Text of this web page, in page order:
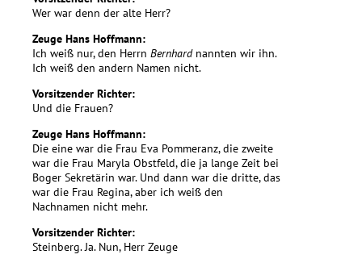
Wer war denn der alte Herr?
Zeuge Hans Hoffmann:
Ich weiß nur, den Herrn Bernhardnannten wir ihn.
Ich weiß den andern Namen nicht.
Vorsitzender Richter:
Und die Frauen?
Zeuge Hans Hoffmann:
Die eine war die Frau Eva Pommeranz, die zweite
war die Frau Maryla Obstfeld, die ja lange Zeit bei
Boger Sekretärin war. Und dann war die dritte, das
war die Frau Regina, aber ich weiß den
Nachnamen nicht mehr.
Vorsitzender Richter:
Steinberg. Ja. Nun, Herr Zeuge